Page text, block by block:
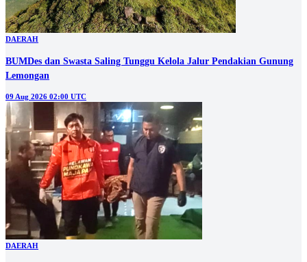
DAERAH
BUMDes dan Swasta Saling Tunggu Kelola Jalur Pendakian Gunung
Lemongan
09 Aug 2026 02:00 UTC
DAERAH